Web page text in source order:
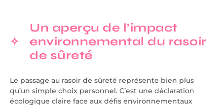
Un aperçu de l’impact
environnemental du rasoir
de sûreté
Le passage au rasoir de sûreté représente bien plus
qu’un simple choix personnel. C’est une déclaration
écologique claire face aux défis environnementaux